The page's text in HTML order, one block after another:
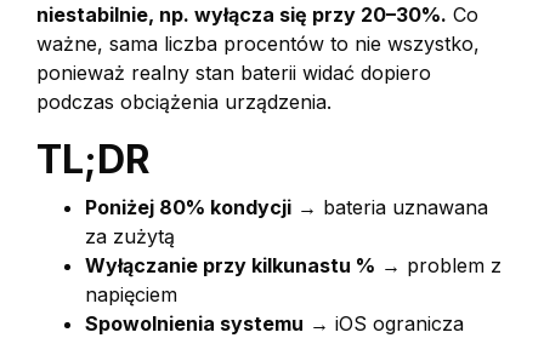
niestabilnie, np. wyłącza się przy 20–30%. Co
ważne, sama liczba procentów to nie wszystko,
ponieważ realny stan baterii widać dopiero
podczas obciążenia urządzenia.
TL;DR
Poniżej 80% kondycji → bateria uznawana
za zużytą
Wyłączanie przy kilkunastu % → problem z
napięciem
Spowolnienia systemu → iOS ogranicza